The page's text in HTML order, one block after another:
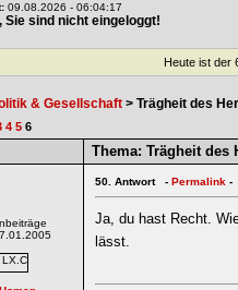
09.08.2026 - 06:04:17
, Sie sind nicht eingeloggt!
Heute ist der
& Gesellschaft > Trägheit des
4 5 6
Thema: Trägheit des
50. Antwort - Permalink -
Ja, du hast Recht.
lässt.